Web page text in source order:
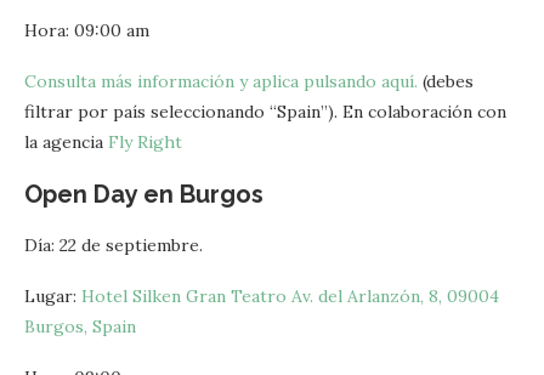
Hora: 09:00 am
Consulta más información y aplica pulsando aquí. (debes
filtrar por país seleccionando “Spain”). En colaboración con
la agencia Fly Right
Open Day en Burgos
Día: 22 de septiembre.
Lugar: Hotel Silken Gran Teatro Av. del Arlanzón, 8, 09004
Burgos, Spain